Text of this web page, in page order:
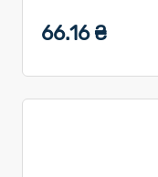
66.16 ₴